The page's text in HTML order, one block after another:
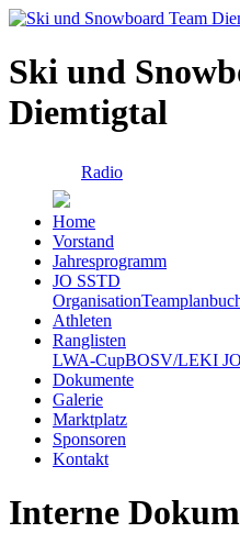
Ski und
Diemtigtal
Radio
Home
Vorstand
Jahresprogramm
JO SSTD
Organisation
Athleten
Ranglisten
LWA-CupBOSV/LEKI
Dokumente
Galerie
Marktplatz
Sponsoren
Kontakt
Interne